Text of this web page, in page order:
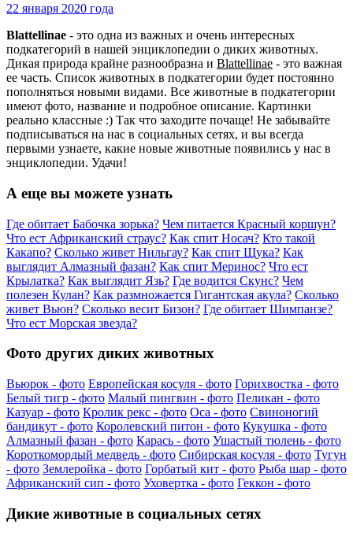
22 января 2020 года
Blattellinae - это одна из важных и очень интересных
подкатегорий в нашей энциклопедии о диких животных.
Дикая природа крайне разнообразна и Blattellinae - это важная
ее часть. Список животных в подкатегории будет постоянно
пополняться новыми видами. Все животные в подкатегории
имеют фото, название и подробное описание. Картинки
реально классные :) Так что заходите почаще! Не забывайте
подписываться на нас в социальных сетях, и вы всегда
первыми узнаете, какие новые животные появились у нас в
энциклопедии. Удачи!
А еще вы можете узнать
Где обитает Бабочка зорька? Чем питается Красный коршун?
Что ест Африканский страус? Как спит Носач? Кто такой
Какапо? Сколько живет Нильгау? Как спит Щука? Как
выглядит Алмазный фазан? Как спит Меринос? Что ест
Крылатка? Как выглядит Язь? Где водится Скунс? Чем
полезен Кулан? Как размножается Гигантская акула? Сколько
живет Вьюн? Сколько весит Бизон? Где обитает Шимпанзе?
Что ест Морская звезда?
Фото других диких животных
Вьюрок - фото Европейская косуля - фото Горихвостка - фото
Белый тигр - фото Малый пингвин - фото Пеликан - фото
Казуар - фото Кролик рекс - фото Оса - фото Свиноногий
бандикут - фото Королевский питон - фото Кукушка - фото
Алмазный фазан - фото Карась - фото Ушастый тюлень - фото
Короткомордый медведь - фото Сибирская косуля - фото Тугун
- фото Землеройка - фото Горбатый кит - фото Рыба шар - фото
Африканский сип - фото Уховертка - фото Геккон - фото
Дикие животные в социальных сетях